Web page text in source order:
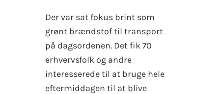
Der var sat fokus brint som
grønt brændstof til transport
på dagsordenen. Det fik 70
erhvervsfolk og andre
interesserede til at bruge hele
eftermiddagen til at blive